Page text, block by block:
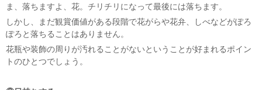
ま、落ちますよ、花。チリチリになって最後には落ちます。
しかし、まだ観賞価値がある段階で花がらや花弁、しべなどがぽろ
ぽろと落ちることはありません。
花瓶や装飾の周りが汚れることがないということが好まれるポイン
トのひとつでしょう。